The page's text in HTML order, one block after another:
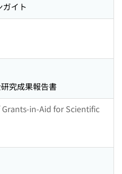
ガイト
究成果報告書
in-Aid for Scientific